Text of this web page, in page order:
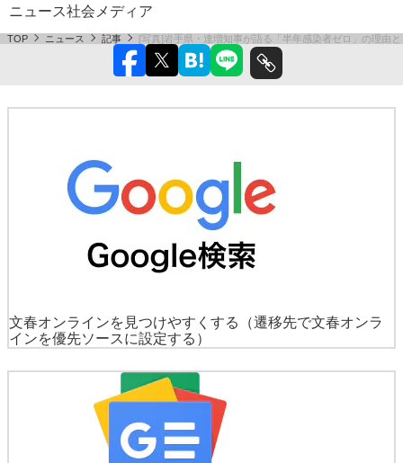
ニュース社会 メディア
TOP ニュース 記事 [写真]岩手県・達増知事が語る「半年感染者ゼロ」の理由
文春オンラインを見つけやすくする
（遷移先で文春オンラ
インを優先ソースに設定する）